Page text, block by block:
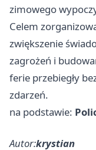
zimowego
Celem
zwiększenie
zagrożeń i
ferie przebiegły
zdarzeń.
na podstawie:
Autor:krystian